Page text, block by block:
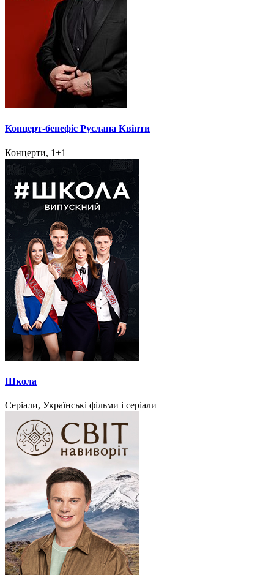
Концерт-бенефіс Руслана Квінти
Концерти, 1+1
Школа
Серіали, Українські фільми і серіали